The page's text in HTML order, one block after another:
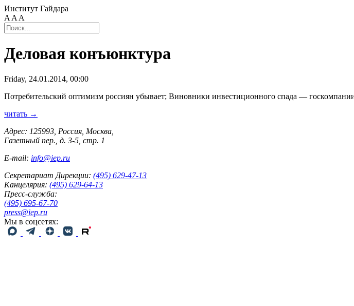
Институт Гайдара
A A A
Деловая конъюнктура
Friday, 24.01.2014, 00:00
Потребительский оптимизм россиян убывает; Виновники инвестиционного спада —
читать →
Адрес: 125993, Россия, Москва,
Газетный пер., д. 3-5, стр. 1
E-mail: info@iep.ru
Секретариат Дирекции: (495) 629-47-13
Канцелярия: (495) 629-64-13
Пресс-служба:
(495) 695-67-70
press@iep.ru
Мы в соцсетях: